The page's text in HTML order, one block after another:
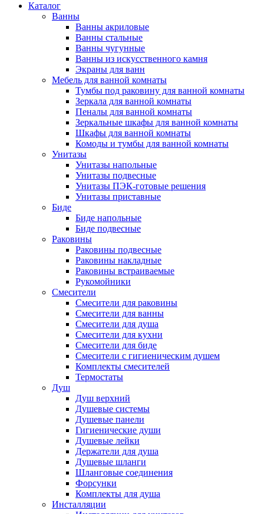
Каталог
Ванны
Ванны акриловые
Ванны стальные
Ванны чугунные
Ванны из искусственного камня
Экраны для ванн
Мебель для ванной комнаты
Тумбы под раковину для ванной комнаты
Зеркала для ванной комнаты
Пеналы для ванной комнаты
Зеркальные шкафы для ванной комнаты
Шкафы для ванной комнаты
Комоды и тумбы для ванной комнаты
Унитазы
Унитазы напольные
Унитазы подвесные
Унитазы ПЭК-готовые решения
Унитазы приставные
Биде
Биде напольные
Биде подвесные
Раковины
Раковины подвесные
Раковины накладные
Раковины встраиваемые
Рукомойники
Смесители
Смесители для раковины
Смесители для ванны
Смесители для душа
Смесители для кухни
Смесители для биде
Смесители с гигиеническим душем
Комплекты смесителей
Термостаты
Душ
Душ верхний
Душевые системы
Душевые панели
Гигиенические души
Душевые лейки
Держатели для душа
Душевые шланги
Шланговые соединения
Форсунки
Комплекты для душа
Инсталляции